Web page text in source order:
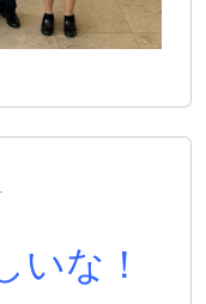
いな！